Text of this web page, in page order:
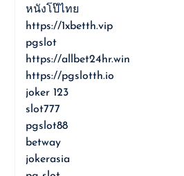
หนังโป๊ไทย
https://1xbetth.vip
pgslot
https://allbet24hr.win
https://pgslotth.io
joker 123
slot777
pgslot88
betway
jokerasia